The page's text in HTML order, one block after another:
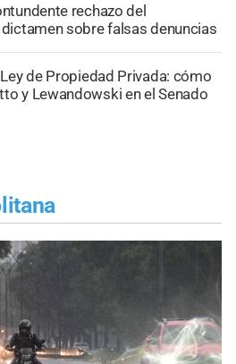
rechazo del
sobre falsas denuncias
Ley de Propiedad Privada: cómo
y Lewandowski en el Senado